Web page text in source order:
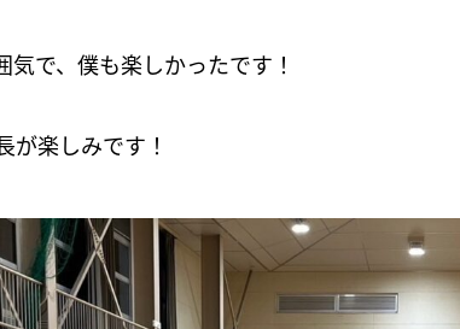
気で、僕も楽しかったです！
が楽しみです！